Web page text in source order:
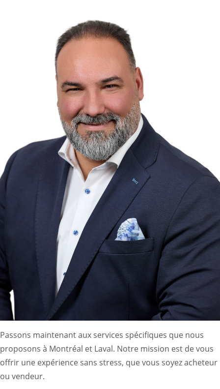
Passons maintenant aux services spécifiques que nous
proposons à Montréal et Laval. Notre mission est de vous
offrir une expérience sans stress, que vous soyez acheteur
ou vendeur.